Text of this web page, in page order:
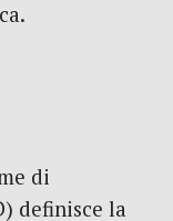
di
definisce la